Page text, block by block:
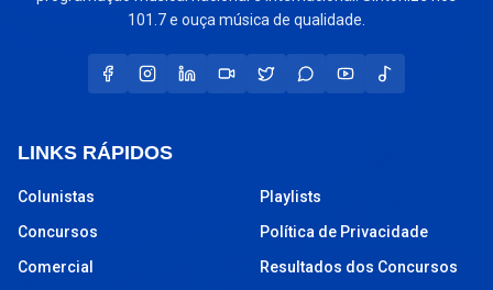
101.7 e ouça música de qualidade.
LINKS RÁPIDOS
Colunistas
Concursos
Comercial
Playlists
Política de Privacidade
Resultados dos Concursos